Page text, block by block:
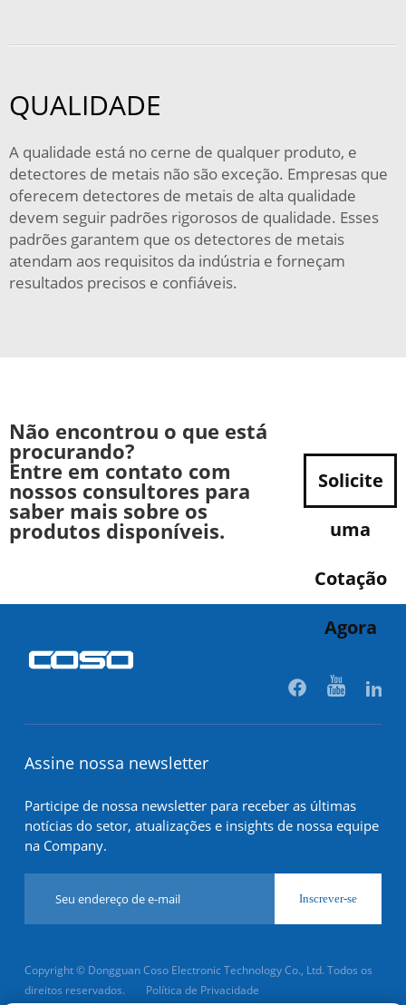
QUALIDADE
A qualidade está no cerne de qualquer produto, e
detectores de metais não são exceção. Empresas que
oferecem detectores de metais de alta qualidade
devem seguir padrões rigorosos de qualidade. Esses
padrões garantem que os detectores de metais
atendam aos requisitos da indústria e forneçam
resultados precisos e confiáveis.
Não encontrou o que está
procurando?
Entre em contato com
nossos consultores para
saber mais sobre os
produtos disponíveis.
Solicite
uma
Cotação
Agora
Assine nossa newsletter
Participe de nossa newsletter para receber as últimas
notícias do setor, atualizações e insights de nossa equipe
na Company.
Inscrever-se
Copyright © Dongguan Coso Electronic Technology Co., Ltd. Todos os
direitos reservados.
Política de Privacidade